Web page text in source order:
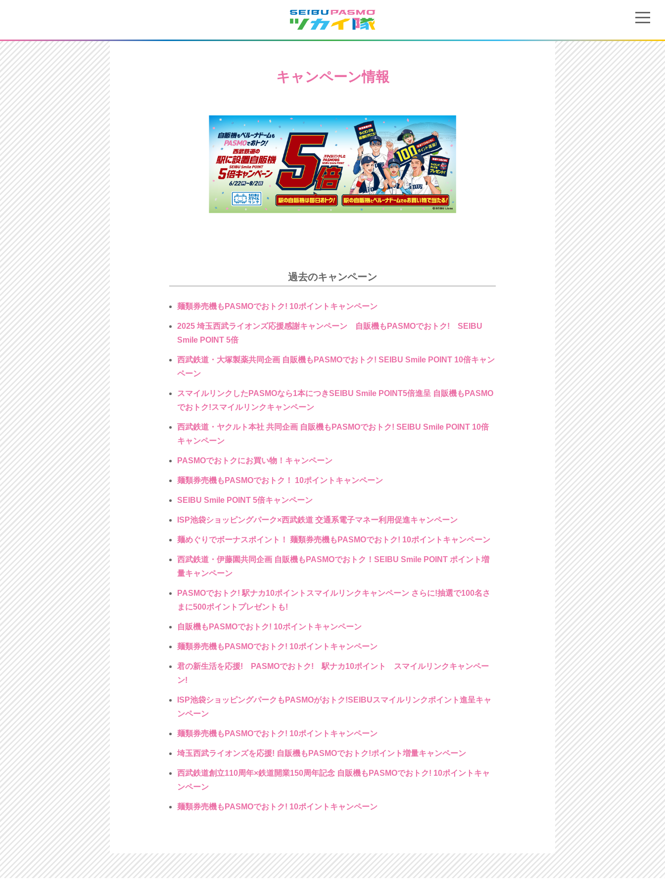
キャンペーン情報
過去のキャンペーン
麺類券売機もPASMOでおトク! 10ポイントキャンペーン
2025 埼玉西武ライオンズ応援感謝キャンペーン 自販機もPASMOでおトク! SEIBU
Smile POINT 5倍
西武鉄道・大塚製薬共同企画 自販機もPASMOでおトク! SEIBU Smile POINT 10倍キャン
ペーン
スマイルリンクしたPASMOなら1本につきSEIBU Smile POINT5倍進呈 自販機もPASMO
でおトク!スマイルリンクキャンペーン
西武鉄道・ヤクルト本社 共同企画 自販機もPASMOでおトク! SEIBU Smile POINT 10倍
キャンペーン
PASMOでおトクにお買い物！キャンペーン
麺類券売機もPASMOでおトク！ 10ポイントキャンペーン
SEIBU Smile POINT 5倍キャンペーン
ISP池袋ショッピングパーク×西武鉄道 交通系電子マネー利用促進キャンペーン
麺めぐりでボーナスポイント！ 麺類券売機もPASMOでおトク! 10ポイントキャンペーン
西武鉄道・伊藤園共同企画 自販機もPASMOでおトク！SEIBU Smile POINT ポイント増
量キャンペーン
PASMOでおトク! 駅ナカ10ポイントスマイルリンクキャンペーン さらに!抽選で100名さ
まに500ポイントプレゼントも!
自販機もPASMOでおトク! 10ポイントキャンペーン
麺類券売機もPASMOでおトク! 10ポイントキャンペーン
君の新生活を応援! PASMOでおトク! 駅ナカ10ポイント スマイルリンクキャンペー
ン!
ISP池袋ショッピングパークもPASMOがおトク!SEIBUスマイルリンクポイント進呈キャ
ンペーン
麺類券売機もPASMOでおトク! 10ポイントキャンペーン
埼玉西武ライオンズを応援! 自販機もPASMOでおトク!ポイント増量キャンペーン
西武鉄道創立110周年×鉄道開業150周年記念 自販機もPASMOでおトク! 10ポイントキャ
ンペーン
麺類券売機もPASMOでおトク! 10ポイントキャンペーン